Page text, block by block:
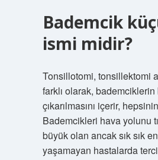
Bademcik
ismi midir?
Tonsillotomi, tonsillektomi
farklı olarak, bademciklerin
çıkarılmasını içerir,
Bademcikleri hava yolunu
büyük olan ancak sık sık
yaşamayan hastalarda